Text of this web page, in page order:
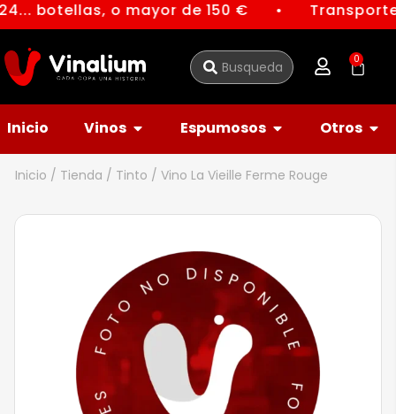
botellas, o mayor de 150 € ●
0
Inicio Vinos Espumosos Otros
Inicio / Tienda / Tinto / Vino La Vieille Ferme Rouge